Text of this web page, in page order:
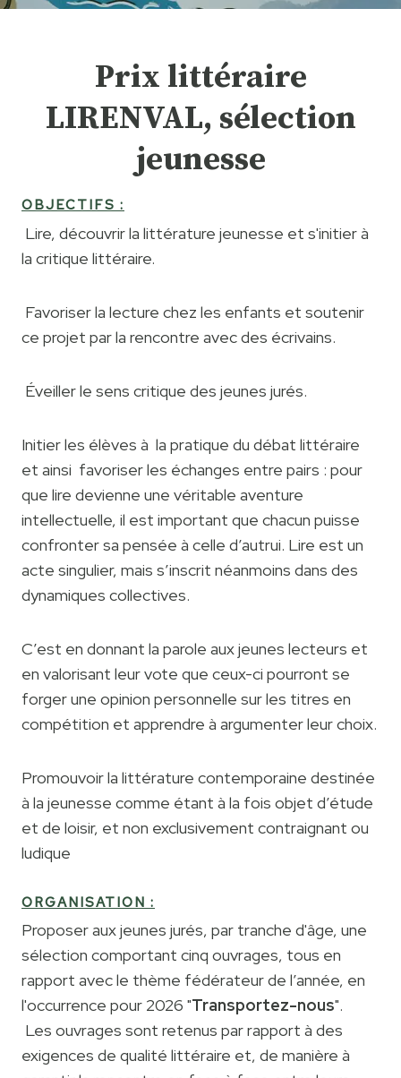
Prix littéraire
LIRENVAL, sélection
jeunesse
OBJECTIFS :
Lire, découvrir la littérature jeunesse et s'initier à
la critique littéraire.
Favoriser la lecture chez les enfants et soutenir
ce projet par la rencontre avec des écrivains.
Éveiller le sens critique des jeunes jurés.
Initier les élèves à la pratique du débat littéraire
et ainsi favoriser les échanges entre pairs : pour
que lire devienne une véritable aventure
intellectuelle, il est important que chacun puisse
confronter sa pensée à celle d’autrui. Lire est un
acte singulier, mais s’inscrit néanmoins dans des
dynamiques collectives.
C’est en donnant la parole aux jeunes lecteurs et
en valorisant leur vote que ceux-ci pourront se
forger une opinion personnelle sur les titres en
compétition et apprendre à argumenter leur choix.
Promouvoir la littérature contemporaine destinée
à la jeunesse comme étant à la fois objet d’étude
et de loisir, et non exclusivement contraignant ou
ludique
ORGANISATION :
Proposer aux jeunes jurés, par tranche d'âge, une
sélection comportant cinq ouvrages, tous en
rapport avec le thème fédérateur de l’année, en
l'occurrence pour 2026 "Transportez-nous".
Les ouvrages sont retenus par rapport à des
exigences de qualité littéraire et, de manière à